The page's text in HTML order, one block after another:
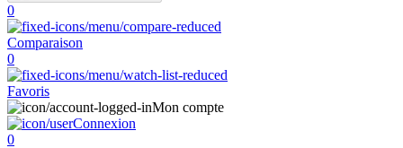
0
Comparaison
0
Favoris
Mon compte
Connexion
0